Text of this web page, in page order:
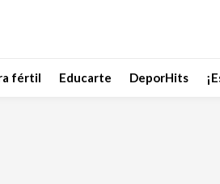
fértil Educarte DeporHits